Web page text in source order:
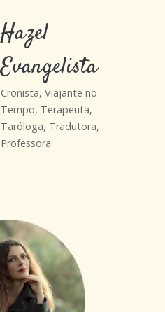
Hazel
Evangelista
Cronista, Viajante no
Tempo, Terapeuta,
Taróloga, Tradutora,
Professora.